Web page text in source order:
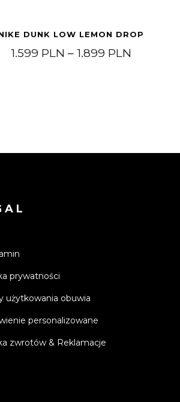
1.399 PLN do 1.899 PLN
DUNK LOW LEMON DROP
1.599 PLN – 1.899 PLN
prywatności
użytkowania obuwia
personalizowane
zwrotów & Reklamacje